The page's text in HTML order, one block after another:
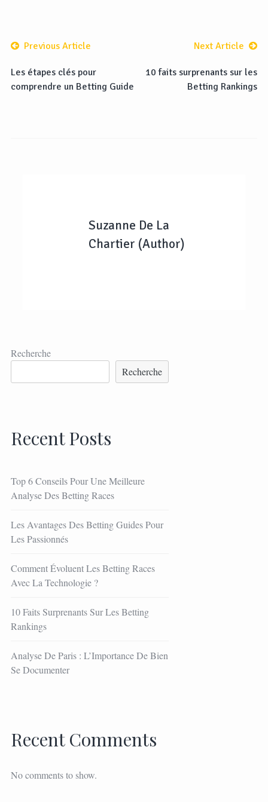
Previous Article
Les étapes clés pour
comprendre un Betting Guide
Next Article
10 faits surprenants sur les
Betting Rankings
Suzanne De La
Chartier (Author)
Recherche
Recherche
Recent Posts
Top 6 Conseils Pour Une Meilleure
Analyse Des Betting Races
Les Avantages Des Betting Guides Pour
Les Passionnés
Comment Évoluent Les Betting Races
Avec La Technologie ?
10 Faits Surprenants Sur Les Betting
Rankings
Analyse De Paris : L’Importance De Bien
Se Documenter
Recent Comments
No comments to show.